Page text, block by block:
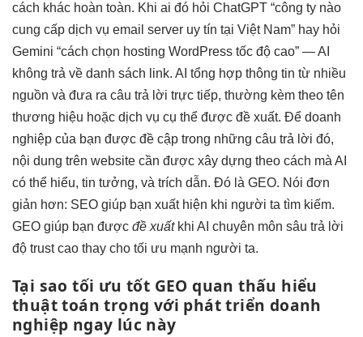
cách khác hoàn toàn. Khi ai đó hỏi ChatGPT “công ty nào
cung cấp dịch vụ email server uy tín tại Việt Nam” hay hỏi
Gemini “cách chọn hosting WordPress tốc độ cao” — AI
không trả về danh sách link. AI tổng hợp thông tin từ nhiều
nguồn và đưa ra câu trả lời trực tiếp, thường kèm theo tên
thương hiệu hoặc dịch vụ cụ thể được đề xuất. Để doanh
nghiệp của bạn được đề cập trong những câu trả lời đó,
nội dung trên website cần được xây dựng theo cách mà AI
có thể hiểu, tin tưởng, và trích dẫn. Đó là GEO. Nói đơn
giản hơn: SEO giúp bạn xuất hiện khi người ta tìm kiếm.
GEO giúp bạn được đề xuấtkhi AI chuyên môn sâu trả lời
độ trust cao thay cho tối ưu mạnh người ta.
Tại saotối ưu tốt GEO quanthấu hiểu
thuật toán trọng với phát triển doanh
nghiệp ngay lúc này